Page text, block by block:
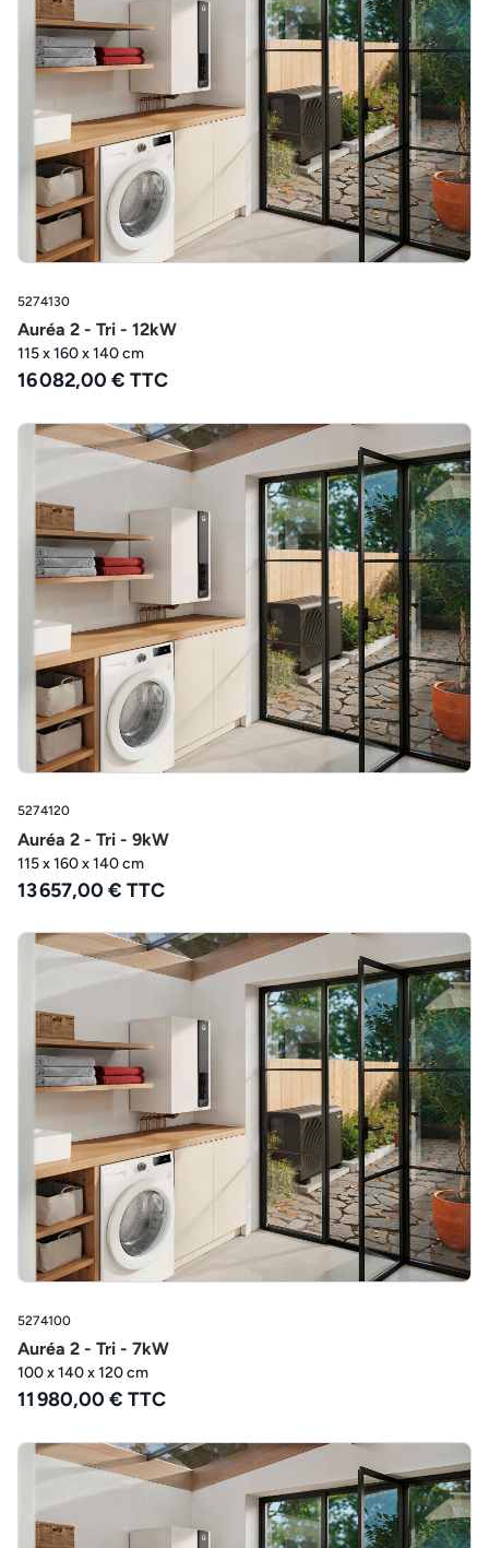
5274130
Auréa 2 - Tri - 12kW
115 x 160 x 140 cm
16 082,00 € TTC
5274120
Auréa 2 - Tri - 9kW
115 x 160 x 140 cm
13 657,00 € TTC
5274100
Auréa 2 - Tri - 7kW
100 x 140 x 120 cm
11 980,00 € TTC